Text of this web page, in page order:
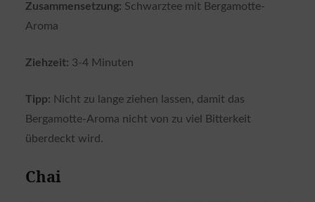
Zusammensetzung: Schwarztee mit Bergamotte-
Aroma
Ziehzeit: 3-4 Minuten
Tipp: Nicht zu lange ziehen lassen, damit das
Bergamotte-Aroma nicht von zu viel Bitterkeit
überdeckt wird.
Chai